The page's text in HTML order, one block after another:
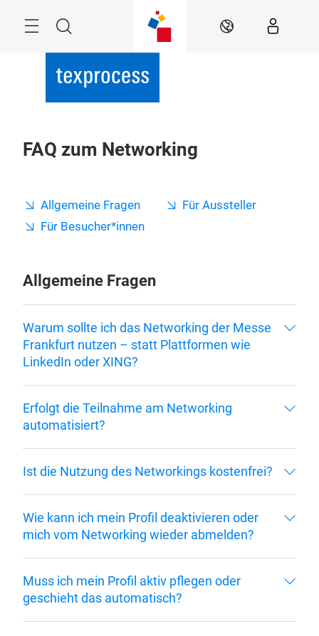
Suche DE
FAQ zum Networking
Allgemeine Fragen
Für Aussteller
Für Besucher*innen
Allgemeine Fragen
Warum sollte ich das Networking der Messe
Frankfurt nutzen – statt Plattformen wie
LinkedIn oder XING?
Erfolgt die Teilnahme am Networking
automatisiert?
Ist die Nutzung des Networkings kostenfrei?
Wie kann ich mein Profil deaktivieren oder
mich vom Networking wieder abmelden?
Muss ich mein Profil aktiv pflegen oder
geschieht das automatisch?